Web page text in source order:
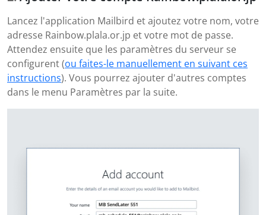
Lancez l'application Mailbird et ajoutez votre nom, votre
adresse Rainbow.plala.or.jp et votre mot de passe.
Attendez ensuite que les paramètres du serveur se
configurent (ou faites-le manuellement en suivant ces
instructions). Vous pourrez ajouter d'autres comptes
dans le menu Paramètres par la suite.